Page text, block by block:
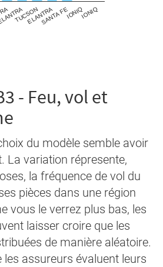
- Feu, vol et
du modèle semble avoir
La variation répresente,
la fréquence de vol du
pièces dans une région
vous le verrez plus bas, les
laisser croire que les
de manière aléatoire.
les assureurs évaluent leurs